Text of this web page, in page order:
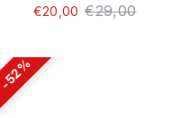
€20,00 €29,00
52%